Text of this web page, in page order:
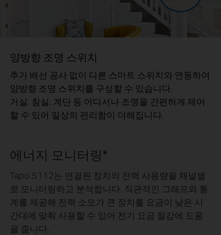
양방향 조명 스위치
추가 배선 공사 없이 다른 스마트 스위치와 연동하여
양방향 조명 스위치를 구성할 수 있습니다.
거실, 침실, 계단 등 어디서나 조명을 간편하게 제어
할 수 있어 일상의 편리함이 더해집니다.
에너지 모니터링*
Tapo S112는 연결된 장치의 전력 사용량을 채널별
로 모니터링하고 분석합니다. 직관적인 그래프와 통
계를 제공해 전력 소모가 큰 장치를 요금이 낮은 시
간대에 맞춰 사용할 수 있어 전기 요금 절감에 도움
을 줍니다.